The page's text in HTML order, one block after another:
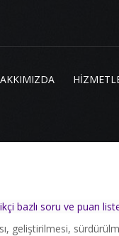
bazlı soru ve puan